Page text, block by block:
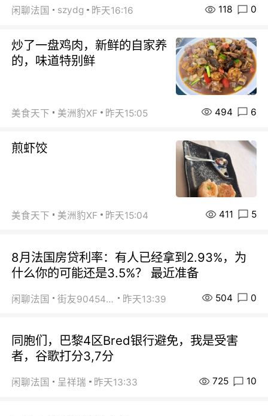
闲聊法国 szydg 昨天16:16 118 0
炒了一盘鸡肉，新鲜的自家养
的，味道特别鲜
美食天下 美洲豹XF 昨天15:05 494 6
煎虾饺
美食天下 美洲豹XF 昨天15:04 411 5
8月法国房贷利率：有人已经拿到2.93%，为
什么你的可能还是3.5%？ 最近准备
闲聊法国 街友90454511 昨天13:39 504 0
同胞们，巴黎4区Bred银行避免，我是受害
者，谷歌打分3,7分
闲聊法国 呈祥瑞 昨天13:33 725 10